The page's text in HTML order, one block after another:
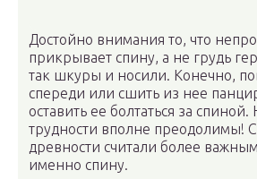
Достойно внимания то, что
прикрывает спину, а не грудь
так шкуры и носили. Конечно,
спереди или сшить из нее
оставить ее болтаться за спиной.
трудности вполне преодолимы!
древности считали более
именно спину.